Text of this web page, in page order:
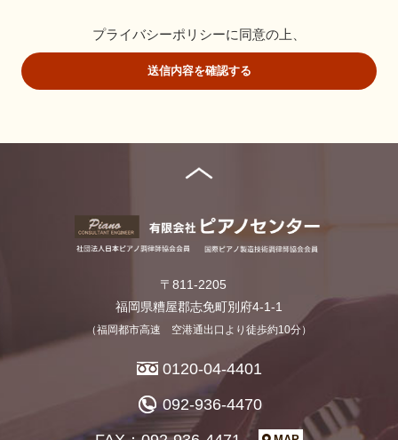
収集にあたっては、利用目的を明確にし、その目的のために必
個人の利益を侵害する可能性が高い機微な情報は、本人の明確
な同意がある場合または法令等の裏付けがある場合以外には収
部へ委託する場合は、個人情報に関する秘密の保持、再委託に
および消去等について定め、それに従います。
個人情報の管理について
当社が直接収集または外部から業務を受託する際に入手した個
ざんおよび漏洩等を防止するための措置を講じます。
個人情報の処理を伴う業務を外部から受託する場合は、委託者
が個人情報を入手した際、本人の同意を得た上で、適法かつ公
正な手段によって収集したものであることを確認します。
法令及びその他の規範について
当社は、個人情報の保護に関係する日本の法令及びその他の規範
を遵守し、本方針の継続的改善に努めます。
プライバシーポリシーに同意の上、
送信内容を確認する
〒811-2205
福岡県糟屋郡志免町別府4-1-1
（福岡都市高速 空港通出口より徒歩約10分）
0120-04-4401
092-936-4470